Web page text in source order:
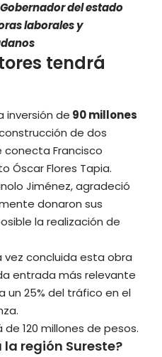
del estado
laborales y
tendrá
inversión de 90 millones
de dos
conecta Francisco
Óscar Flores Tapia.
Jiménez,agradeció
donaron sus
la realización de
concluida esta obra
entrada más relevante
un 25% del tráfico en el
120 millones de pesos.
región Sureste?